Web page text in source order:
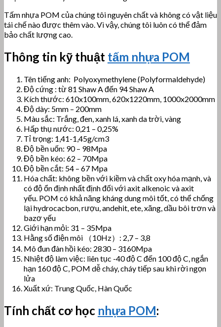
Tấm nhựa POM của chúng tôi nguyên chất và không có vật liệu
tái chế nào được thêm vào. Vì vậy, chúng tôi luôn có thể đảm
bảo chất lượng cao.
Thông tin kỹ thuật tấm nhựa POM
Tên tiếng anh: Polyoxymethylene (Polyformaldehyde)
Độ cứng : từ 81 Shaw A đến 94 Shaw A
Kích thước: 610x100mm, 620x1220mm, 1000x2000mm
Độ dày: 5mm – 200mm
Màu sắc: Trắng, đen, xanh lá, xanh da trời, vàng
Hấp thụ nước: 0,21 – 0,25%
Tỉ trọng: 1,41-1,45g/cm3
Độ bền uốn: 90 – 98Mpa
Độ bền kéo: 62 – 70Mpa
Độ bền cắt: 54 – 67 Mpa
Hóa chất: không bền với kiềm và chất oxy hóa mạnh, và
có độ ổn định nhất định đối với axit alkenoic và axit
yếu. POM có khả năng kháng dung môi tốt, có thể chống
lại hydrocacbon, rượu, andehit, ete, xăng, dầu bôi trơn và
bazơ yếu
Giới hạn mỏi: 31 – 35Mpa
Hằng số điện môi （10Hz）: 2,7 – 3,8
Mô đun đàn hồi kéo: 2830 – 3160Mpa
Nhiệt độ làm việc: liên tục -40 độ C đến 100 độ C, ngắn
hạn 160 độ C, POM dễ cháy, cháy tiếp sau khi rời ngọn
lửa
Xuất xứ: Trung Quốc, Hàn Quốc
Tính chất cơ học nhựa POM: